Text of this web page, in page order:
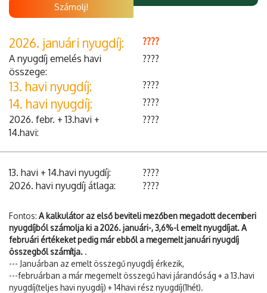
Számolj!
2026. januári nyugdíj:
????
A nyugdíj emelés havi
összege:
????
13. havi nyugdíj: ????
14. havi nyugdíj:
????
2026. febr. + 13.havi +
14.havi:
????
13. havi + 14.havi nyugdíj:
????
2026. havi nyugdíj átlaga:
????
Fontos: A kalkulátor az első beviteli mezőben megadott decemberi
nyugdíjból számolja ki a 2026. januári-, 3,6%-l emelt nyugdíjat. A
februári értékeket pedig már ebből a megemelt januári nyugdíj
összegből számítja. .
--- Januárban az emelt összegű nyugdíj érkezik,
---februárban a már megemelt összegű havi járandóság + a 13.havi
nyugdíj(teljes havi nyugdíj) + 14havi rész nyugdíj(1hét).